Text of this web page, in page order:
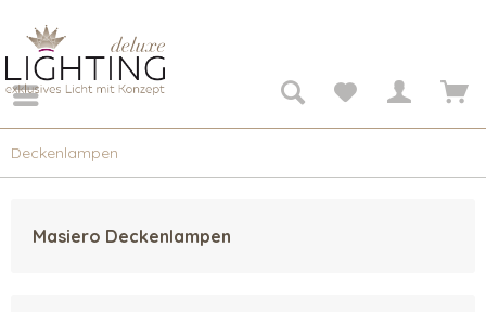
Deckenlampen
Masiero Deckenlampen